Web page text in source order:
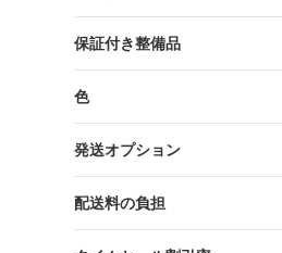
保証付き整備品
色
発送オプション
配送料の負担